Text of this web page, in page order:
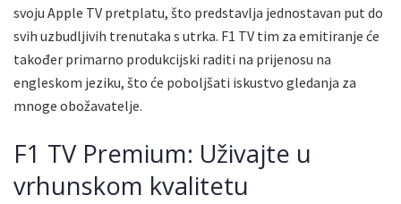
svoju Apple TV pretplatu, što predstavlja jednostavan put do
svih uzbudljivih trenutaka s utrka. F1 TV tim za emitiranje će
također primarno produkcijski raditi na prijenosu na
engleskom jeziku, što će poboljšati iskustvo gledanja za
mnoge obožavatelje.
F1 TV Premium: Uživajte u
vrhunskom kvalitetu